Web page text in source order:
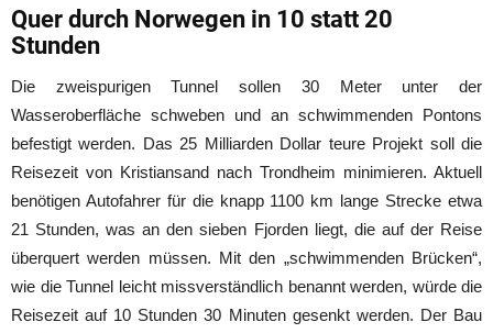
Quer durch Norwegen in 10 statt 20
Stunden
Die zweispurigen Tunnel sollen 30 Meter unter der
Wasseroberfläche schweben und an schwimmenden Pontons
befestigt werden. Das 25 Milliarden Dollar teure Projekt soll die
Reisezeit von Kristiansand nach Trondheim minimieren. Aktuell
benötigen Autofahrer für die knapp 1100 km lange Strecke etwa
21 Stunden, was an den sieben Fjorden liegt, die auf der Reise
überquert werden müssen. Mit den „schwimmenden Brücken“,
wie die Tunnel leicht missverständlich benannt werden, würde die
Reisezeit auf 10 Stunden 30 Minuten gesenkt werden. Der Bau